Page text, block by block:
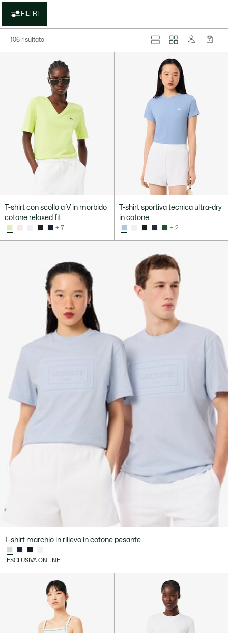
FILTRI
106 risultato
T-shirt con scollo a V in morbido
cotone relaxed fit
+ 7
T-shirt sportiva tecnica ultra-dry
in cotone
+ 2
T-shirt marchio in rilievo in cotone pesante
ESCLUSIVA ONLINE